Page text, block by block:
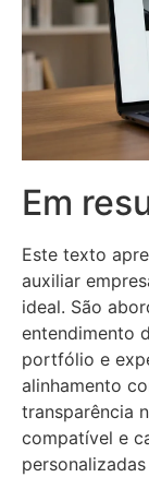
Em
Este texto
auxiliar
ideal. São
entendimento
portfólio e
alinhamento
transparência
compatível e